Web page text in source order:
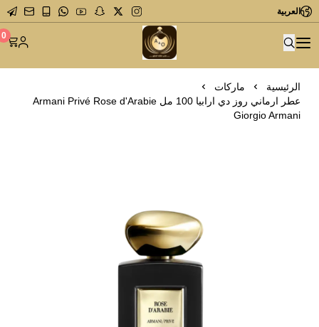
العربية
متجر عاشق العطور 0
الرئيسية
ماركات
عطر ارماني روز دي ارابيا 100 مل Armani Privé Rose d'Arabie
Giorgio Armani